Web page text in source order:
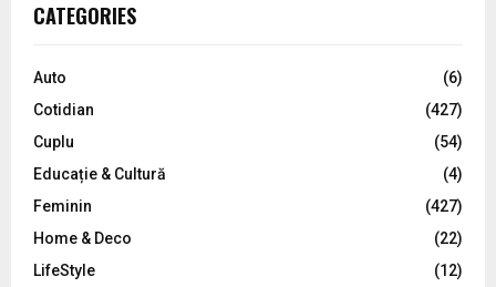
h
o
:
C
CATEGORIES
Auto
(6)
Cotidian
(427)
Cuplu
(54)
Educație & Cultură
(4)
Feminin
(427)
Home & Deco
(22)
LifeStyle
(12)